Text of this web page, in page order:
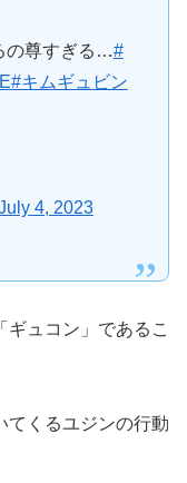
の尊すぎる…#
#キムギュビン
4, 2023
ュコン」であるこ
てくるユジンの行動